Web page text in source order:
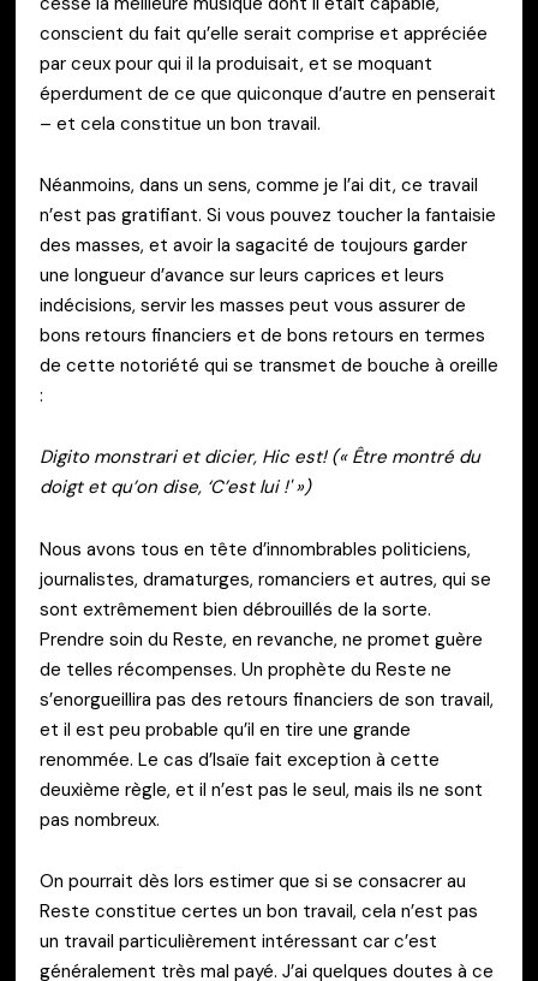
conscient du fait qu’elle serait comprise et appréciée
par ceux pour qui il la produisait, et se moquant
éperdument de ce que quiconque d’autre en penserait
– et cela constitue un bon travail.
Néanmoins, dans un sens, comme je l’ai dit, ce travail
n’est pas gratifiant. Si vous pouvez toucher la fantaisie
des masses, et avoir la sagacité de toujours garder
une longueur d’avance sur leurs caprices et leurs
indécisions, servir les masses peut vous assurer de
bons retours financiers et de bons retours en termes
de cette notoriété qui se transmet de bouche à oreille
:
Digito monstrari et dicier, Hic est! (« Être montré du
doigt et qu’on dise, ‘C’est lui !' »)
Nous avons tous en tête d’innombrables politiciens,
journalistes, dramaturges, romanciers et autres, qui se
sont extrêmement bien débrouillés de la sorte.
Prendre soin du Reste, en revanche, ne promet guère
de telles récompenses. Un prophète du Reste ne
s’enorgueillira pas des retours financiers de son travail,
et il est peu probable qu’il en tire une grande
renommée. Le cas d’Isaïe fait exception à cette
deuxième règle, et il n’est pas le seul, mais ils ne sont
pas nombreux.
On pourrait dès lors estimer que si se consacrer au
Reste constitue certes un bon travail, cela n’est pas
un travail particulièrement intéressant car c’est
généralement très mal payé. J’ai quelques doutes à ce